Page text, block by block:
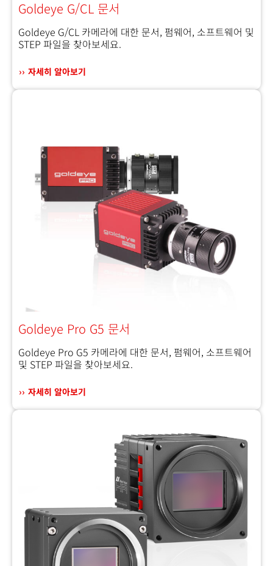
Goldeye G/CL 문서
Goldeye G/CL 카메라에 대한 문서, 펌웨어, 소프트웨어 및
STEP 파일을 찾아보세요.
자세히 알아보기
Goldeye Pro G5 문서
Goldeye Pro G5 카메라에 대한 문서, 펌웨어, 소프트웨어
및 STEP 파일을 찾아보세요.
자세히 알아보기